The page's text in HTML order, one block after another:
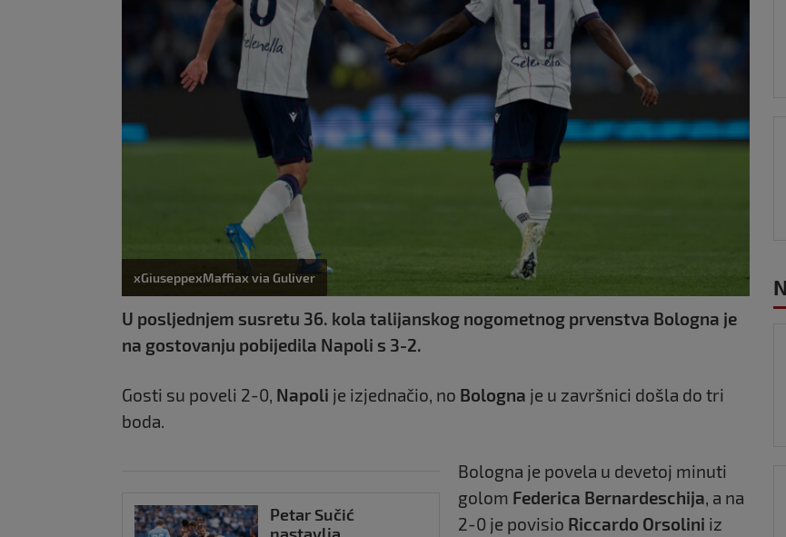
xGiuseppexMaffiax via Guliver
U posljednjem susretu 36. kola talijanskog nogometnog prvenstva Bologna je
na gostovanju pobijedila Napoli s 3-2.
Gosti su poveli 2-0, Napoli je izjednačio, no Bologna je u završnici došla do tri
boda.
Petar Sučić
Bologna je povela u devetoj minuti
golom Federica Bernardeschija, a na
2-0 je povisio Riccardo Orsolini iz